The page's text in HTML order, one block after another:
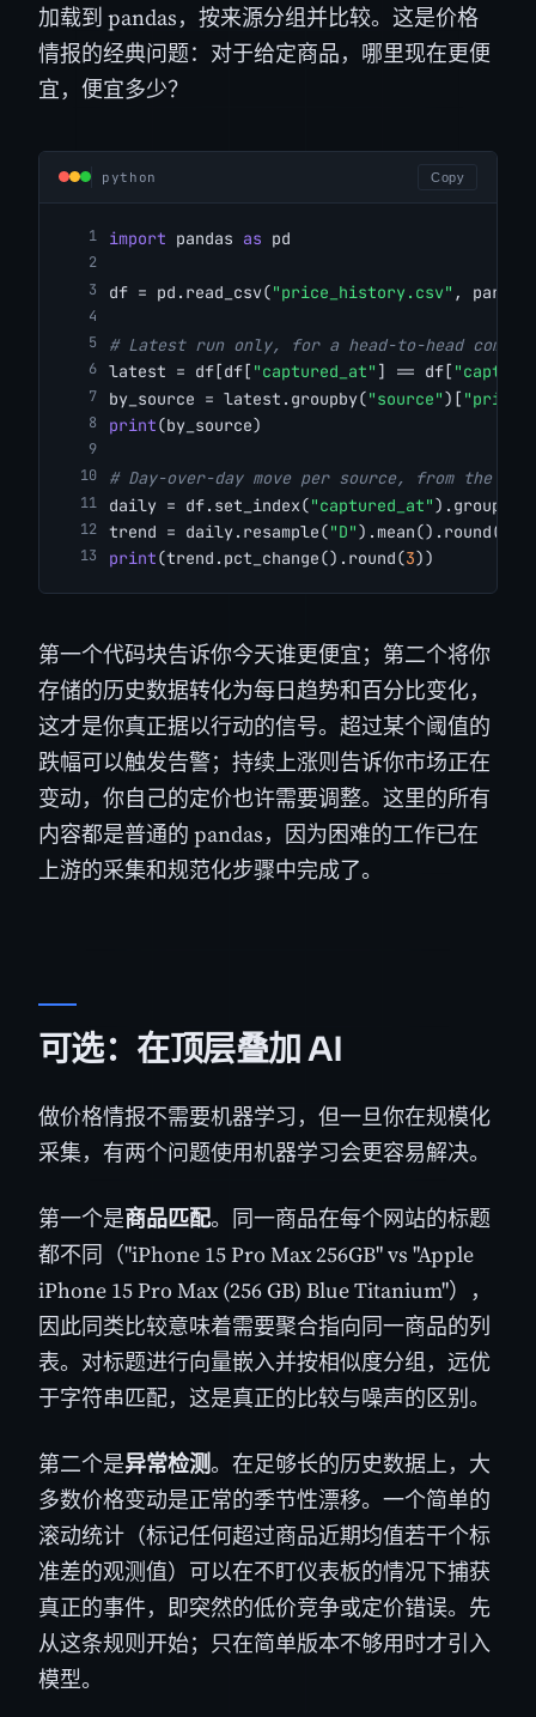
加载到 pandas，按来源分组并比较。这是价格
情报的经典问题：对于给定商品，哪里现在更便
宜，便宜多少？
python Copy
import pandas as pd
df = pd.read_csv("price_history.csv" ,
# Latest run only, for a head-to-head
latest = df[df[ "captured_at" ] == df[
by_source = latest.groupby("source")[ "price"
print(by_source)
# Day-over-day move per source, from the
daily = df.set_index("captured_at").groupby(
trend = daily.resample("D").mean().round(
print(trend.pct_change().round(3))
第一个代码块告诉你今天谁更便宜；第二个将你
存储的历史数据转化为每日趋势和百分比变化，
这才是你真正据以行动的信号。超过某个阈值的
跌幅可以触发告警；持续上涨则告诉你市场正在
变动，你自己的定价也许需要调整。这里的所有
内容都是普通的 pandas，因为困难的工作已在
上游的采集和规范化步骤中完成了。
可选：在顶层叠加 AI
做价格情报不需要机器学习，但一旦你在规模化
采集，有两个问题使用机器学习会更容易解决。
第一个是商品匹配。同一商品在每个网站的标题
都不同（"iPhone 15 Pro Max 256GB" vs "Apple
iPhone 15 Pro Max (256 GB) Blue Titanium"），
因此同类比较意味着需要聚合指向同一商品的列
表。对标题进行向量嵌入并按相似度分组，远优
于字符串匹配，这是真正的比较与噪声的区别。
第二个是异常检测。在足够长的历史数据上，大
多数价格变动是正常的季节性漂移。一个简单的
滚动统计（标记任何超过商品近期均值若干个标
准差的观测值）可以在不盯仪表板的情况下捕获
真正的事件，即突然的低价竞争或定价错误。先
从这条规则开始；只在简单版本不够用时才引入
模型。